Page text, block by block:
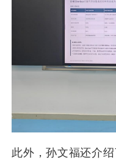
此外，孙文福还介